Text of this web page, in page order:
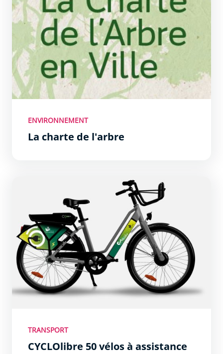
ENVIRONNEMENT
La charte de l'arbre
CYCLOlibre 50 vélos à assistance électrique en ville !
TRANSPORT
CYCLOlibre 50 vélos à assistance